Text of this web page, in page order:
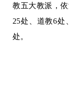
教五大教派，
25处、道教6处
处。